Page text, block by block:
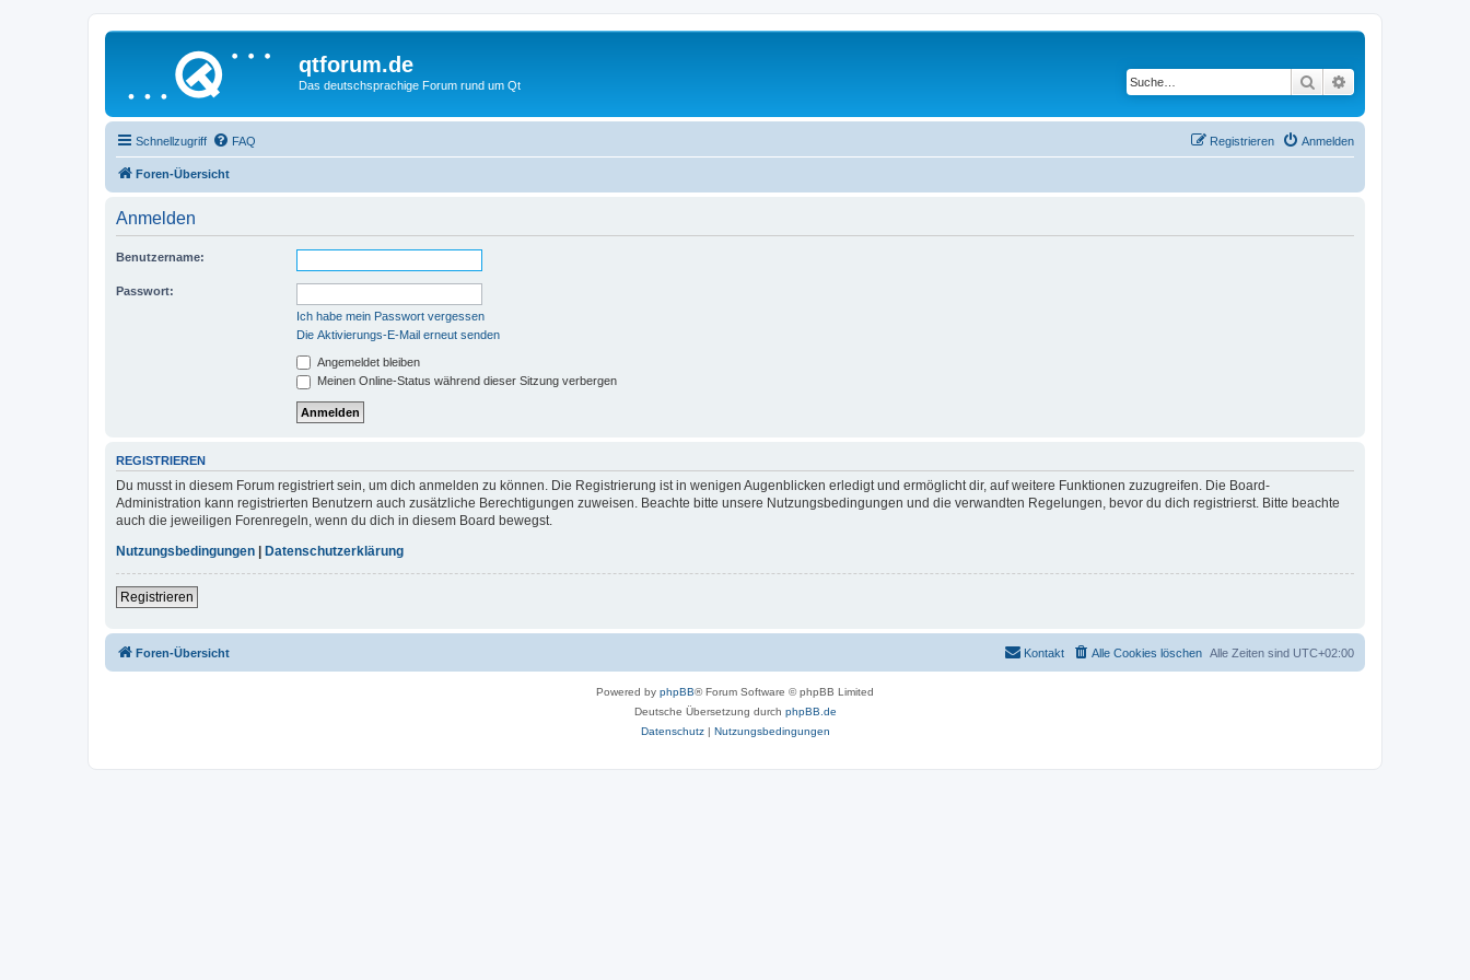
qtforum.de
Das deutschsprachige Forum rund um Qt Suche
Schnellzugriff FAQ Anmelden
Registrieren
Foren-Übersicht
Anmelden
Benutzername:
Passwort:
Ich habe mein Passwort vergessen
Die Aktivierungs-E-Mail erneut senden
Angemeldet bleiben
Meinen Online-Status während dieser Sitzung verbergen
REGISTRIEREN
Du musst in diesem Forum registriert sein, um dich anmelden zu können. Die Registrierung ist in wenigen Augenblicken erledigt und ermöglicht dir, auf weitere Funktionen zuzugreifen. Die Board-
Administration kann registrierten Benutzern auch zusätzliche Berechtigungen zuweisen. Beachte bitte unsere Nutzungsbedingungen und die verwandten Regelungen, bevor du dich registrierst. Bitte beachte
auch die jeweiligen Forenregeln, wenn du dich in diesem Board bewegst.
Nutzungsbedingungen
Datenschutzerklärung
Registrieren
Foren-Übersicht Alle Zeiten sind UTC+02:00
Alle Cookies löschen
Kontakt
Powered by phpBB® Forum Software © phpBB Limited
Deutsche Übersetzung durch phpBB.de
Datenschutz| Nutzungsbedingungen